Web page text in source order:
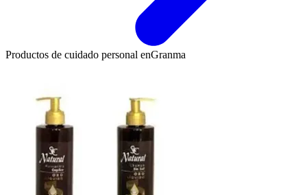
Productos de cuidado personal enGranma